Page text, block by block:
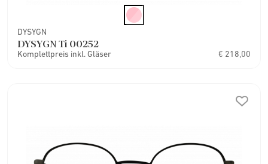
DYSYGN
DYSYGN Ti 00252
Komplettpreis inkl. Gläser € 218,00